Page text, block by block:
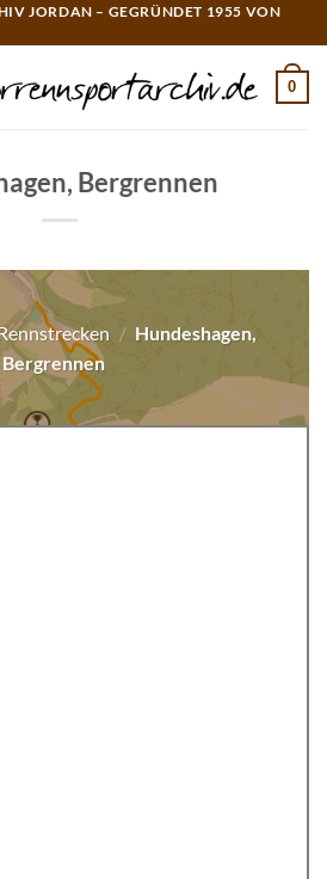
JORDAN – GEGRÜNDET 1955 VON
0
Bergrennen
/ Hundeshagen,
Bergrennen